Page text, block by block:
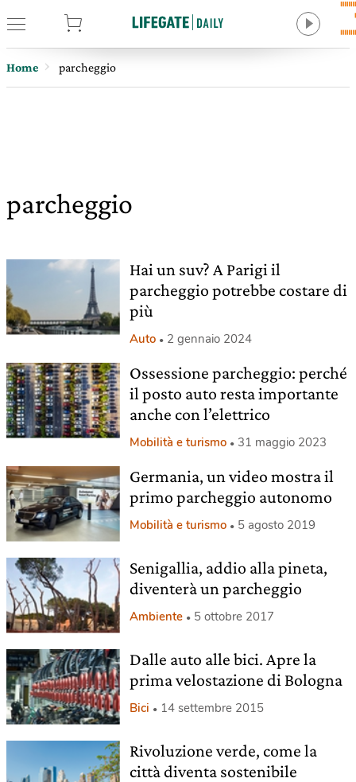
Home parcheggio
parcheggio
Hai un suv? A Parigi il
parcheggio potrebbe costare di
più
Auto 2 gennaio 2024
Ossessione parcheggio: perché
il posto auto resta importante
anche con l’elettrico
Mobilità e turismo 31 maggio 2023
Germania, un video mostra il
primo parcheggio autonomo
Mobilità e turismo 5 agosto 2019
Senigallia, addio alla pineta,
diventerà un parcheggio
Ambiente 5 ottobre 2017
Dalle auto alle bici. Apre la
prima velostazione di Bologna
Bici 14 settembre 2015
Rivoluzione verde, come la
città diventa sostenibile